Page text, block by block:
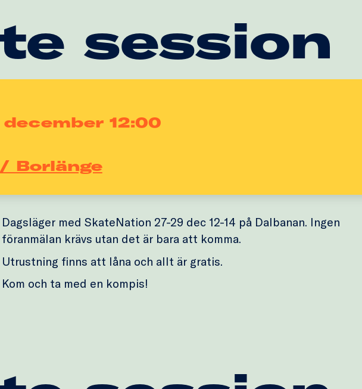
session
december 12:00
/ Borlänge
Dagsläger med SkateNation 27-29 dec 12-14 på Dalbanan. Ingen
föranmälan krävs utan det är bara att komma.
Utrustning finns att låna och allt är gratis.
Kom och ta med en kompis!